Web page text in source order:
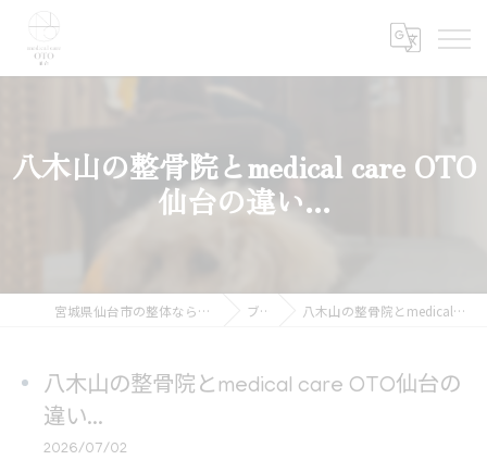
八木山の整骨院とmedical care OTO
仙台の違い...
宮城県仙台市の整体ならmedical care OTO 仙台 ブログ 八木山の整骨院とmedical care OTO仙台の違い...
八木山の整骨院とmedical care OTO仙台の
違い...
2026/07/02